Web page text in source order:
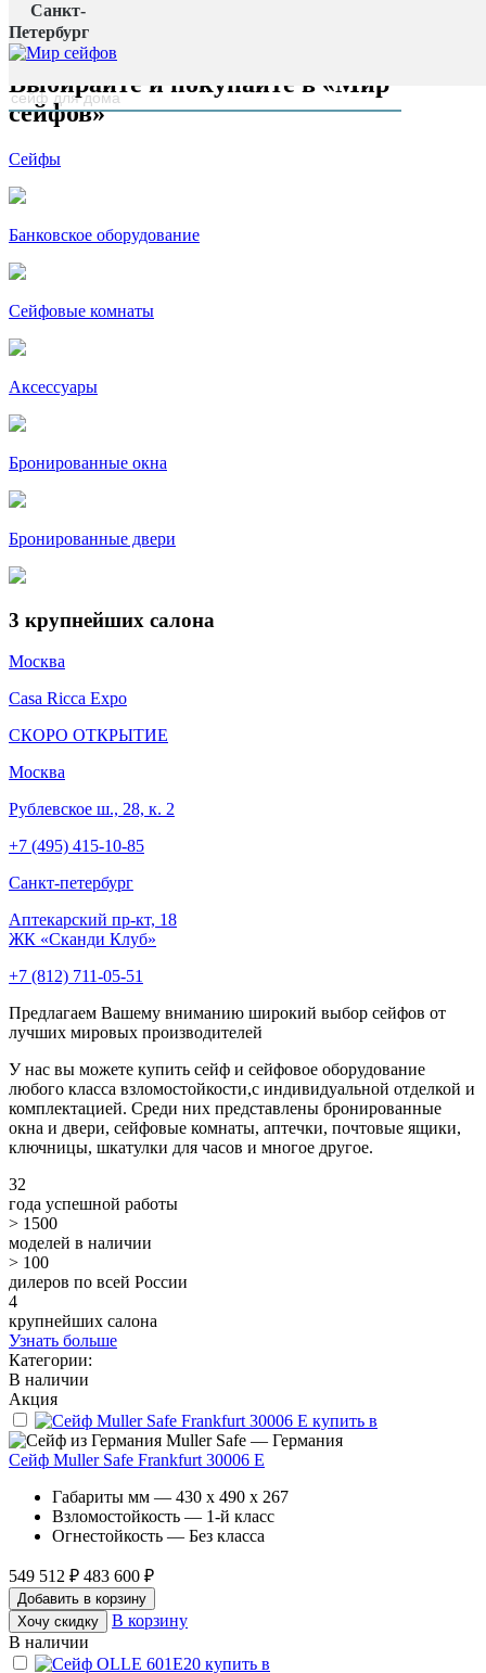
Санкт-
Петербург
Главная страница
наверх
Выбирайте и покупайте в «Мир
сейфов»
Сейфы
Банковское оборудование
Сейфовые комнаты
Аксессуары
Бронированные окна
Бронированные двери
3 крупнейших салона
Москва
Casa Ricca Expo
СКОРО ОТКРЫТИЕ
Москва
Рублевское ш., 28, к. 2
+7 (495) 415-10-85
Cанкт-петербург
Аптекарский пр-кт, 18
ЖК «Сканди Клуб»
+7 (812) 711-05-51
Предлагаем Вашему вниманию широкий выбор сейфов от
лучших мировых производителей
У нас вы можете купить сейф и сейфовое оборудование
любого класса взломостойкости,с индивидуальной отделкой и
комплектацией. Среди них представлены бронированные
окна и двери, сейфовые комнаты, аптечки, почтовые ящики,
ключницы, шкатулки для часов и многое другое.
32
года успешной работы
> 1500
моделей в наличии
> 100
дилеров по всей России
4
крупнейших салона
Узнать больше
Категории:
В наличии
Акция
Muller Safe — Германия
Сейф Muller Safe Frankfurt 30006 E
Габариты мм — 430 x 490 x 267
Взломостойкость — 1-й класс
Огнестойкость — Без класса
549 512 ₽ 483 600 ₽
Добавить в корзину
Хочу скидку
В корзину
В наличии